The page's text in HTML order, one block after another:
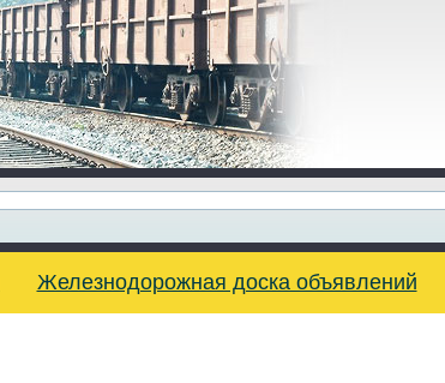
Железнодорожная доска объявлений